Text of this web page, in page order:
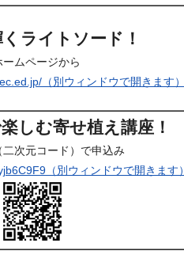
ライトソード！
ームページから
（別ウィンドウで開きます）
しむ寄せ植え講座！
次元コード）で申込み
（別ウィンドウで開きます）